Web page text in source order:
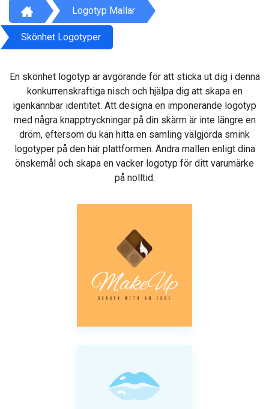
Logotyp Mallar
Skönhet Logotyper
En skönhet logotyp är avgörande för att sticka ut dig i denna
konkurrenskraftiga nisch och hjälpa dig att skapa en
igenkännbar identitet. Att designa en imponerande logotyp
med några knapptryckningar på din skärm är inte längre en
dröm, eftersom du kan hitta en samling välgjorda smink
logotyper på den här plattformen. Ändra mallen enligt dina
önskemål och skapa en vacker logotyp för ditt varumärke
på nolltid.